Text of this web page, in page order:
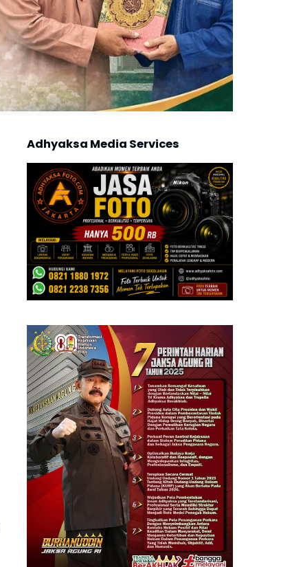
Adhyaksa Media Services